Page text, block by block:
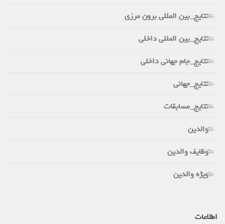
نتایج_بین المللی برون مرزی
نتایج_بین المللی داخلی
نتایج_جام جهانی داخلی
نتایج_جهانی
نتایج_مسابقات
والدین
وظایف والدین
ویژه والدین
اطلاعات